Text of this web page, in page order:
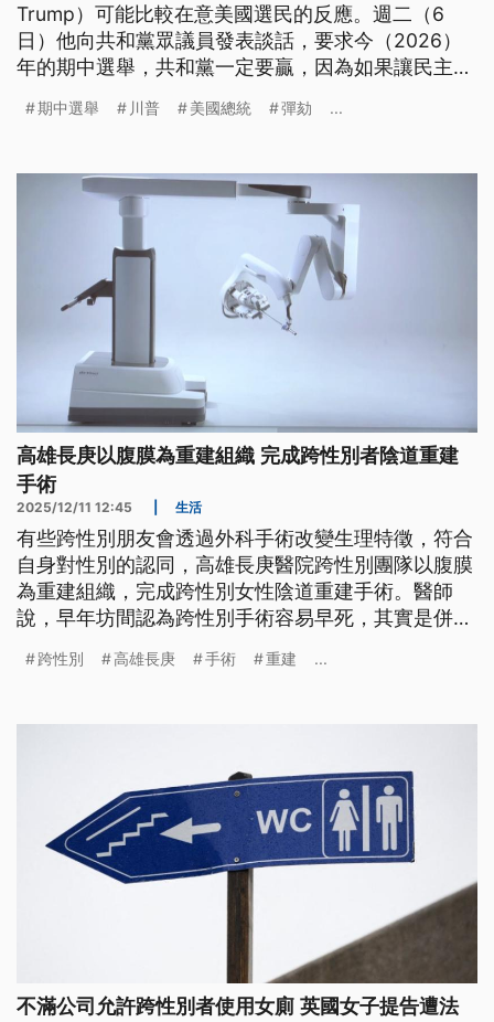
Trump）可能比較在意美國選民的反應。週二（6
日）他向共和黨眾議員發表談話，要求今（2026）
年的期中選舉，共和黨一定要贏，因為如果讓民主黨
期中選舉 川普 美國總統 彈劾 ...
高雄長庚以腹膜為重建組織 完成跨性別者陰道重建
手術
2025/12/11 12:45 生活
有些跨性別朋友會透過外科手術改變生理特徵，符合
自身對性別的認同，高雄長庚醫院跨性別團隊以腹膜
為重建組織，完成跨性別女性陰道重建手術。醫師
說，早年坊間認為跨性別手術容易早死，其實是併發
估、賀爾蒙治療以及手術重建等方式，其實可以提供
跨性別 高雄長庚 手術 重建 ...
不滿公司允許跨性別者使用女廁 英國女子提告遭法